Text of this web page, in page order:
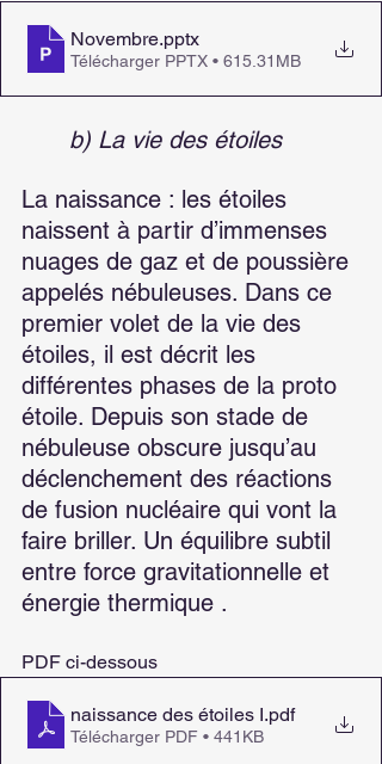
Novembre.pptx
Télécharger PPTX • 615.31MB
b) La vie des étoiles
La naissance : les étoiles
naissent à partir d’immenses
nuages de gaz et de poussière
appelés nébuleuses. Dans ce
premier volet de la vie des
étoiles, il est décrit les
différentes phases de la proto
étoile. Depuis son stade de
nébuleuse obscure jusqu’au
déclenchement des réactions
de fusion nucléaire qui vont la
faire briller. Un équilibre subtil
entre force gravitationnelle et
énergie thermique .
PDF ci-dessous
naissance des étoiles I.pdf
Télécharger PDF • 441KB